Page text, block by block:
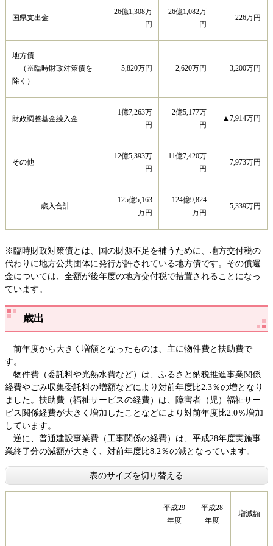
国県支出金
26億1,308万
円
26億1,082万
円
226万円
地方債
（※臨時財政対策債を
除く）
5,820万円 2,620万円 3,200万円
財政調整基金繰入金
1億7,263万
円
2億5,177万
円
▲7,914万円
その他
12億5,393万
円
11億7,420万
円
7,973万円
歳入合計
125億5,163
万円
124億9,824
万円
5,339万円
※臨時財政対策債とは、国の財源不足を補うために、地方交付税の
代わりに地方公共団体に発行が許されている地方債です。その償還
金については、全額が後年度の地方交付税で措置されることになっ
ています。
歳出
前年度から大きく増額となったものは、主に物件費と扶助費で
す。
物件費（委託料や光熱水費など）は、ふるさと納税推進事業関係
経費やごみ収集委託料の増額などにより対前年度比2.3％の増となり
ました。扶助費（福祉サービスの経費）は、障害者（児）福祉サー
ビス関係経費が大きく増加したことなどにより対前年度比2.0％増加
しています。
逆に、普通建設事業費（工事関係の経費）は、平成28年度実施事
業終了分の減額が大きく、対前年度比8.2％の減となっています。
表のサイズを切り替える
平成29
年度
平成28
年度
増減額